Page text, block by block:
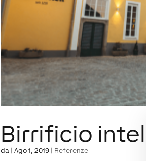
Birrificio
da |Ago 1, 2019 Referenze